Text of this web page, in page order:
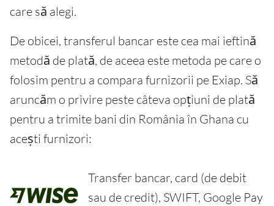
care să alegi.
De obicei, transferul bancar este cea mai ieftină
metodă de plată, de aceea este metoda pe care o
folosim pentru a compara furnizorii pe Exiap. Să
aruncăm o privire peste câteva opțiuni de plată
pentru a trimite bani din România în Ghana cu
acești furnizori:
Transfer bancar, card (de debit
sau de credit), SWIFT, Google Pay